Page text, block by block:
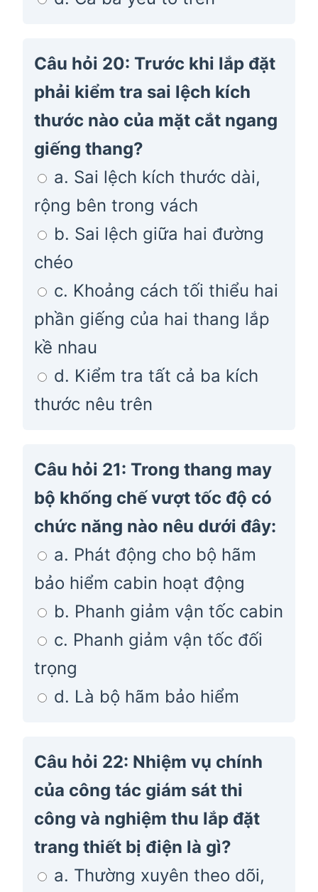
Câu hỏi 20: Trước khi lắp đặt
phải kiểm tra sai lệch kích
thước nào của mặt cắt ngang
giếng thang?
a. Sai lệch kích thước dài,
rộng bên trong vách
b. Sai lệch giữa hai đường
chéo
c. Khoảng cách tối thiểu hai
phần giếng của hai thang lắp
kề nhau
d. Kiểm tra tất cả ba kích
thước nêu trên
Câu hỏi 21: Trong thang may
bộ khống chế vượt tốc độ có
chức năng nào nêu dưới đây:
a. Phát động cho bộ hãm
bảo hiểm cabin hoạt động
b. Phanh giảm vận tốc cabin
c. Phanh giảm vận tốc đối
trọng
d. Là bộ hãm bảo hiểm
Câu hỏi 22: Nhiệm vụ chính
của công tác giám sát thi
công và nghiệm thu lắp đặt
trang thiết bị điện là gì?
a. Thường xuyên theo dõi,